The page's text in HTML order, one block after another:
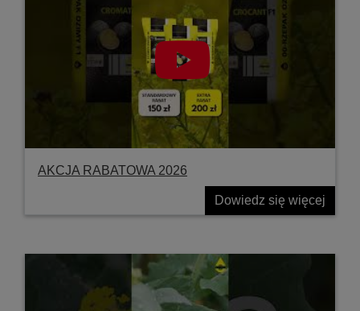
AKCJA RABATOWA 2026
Dowiedz się więcej